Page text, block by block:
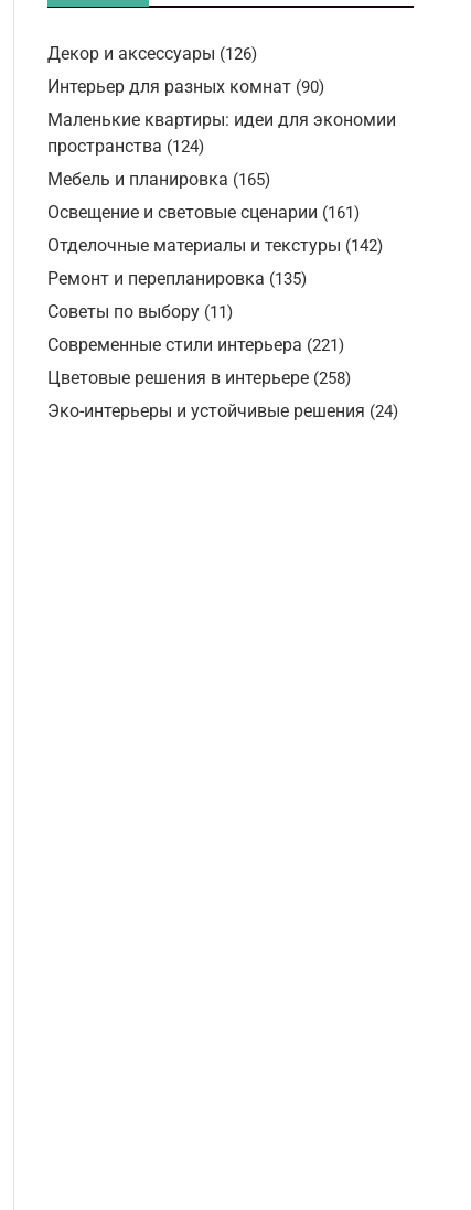
Декор и аксессуары (126)
Интерьер для разных комнат (90)
Маленькие квартиры: идеи для экономии
пространства (124)
Мебель и планировка (165)
Освещение и световые сценарии (161)
Отделочные материалы и текстуры (142)
Ремонт и перепланировка (135)
Советы по выбору (11)
Современные стили интерьера (221)
Цветовые решения в интерьере (258)
Эко-интерьеры и устойчивые решения (24)